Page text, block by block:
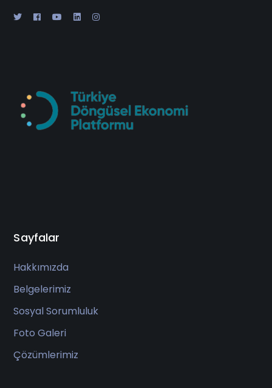
Sayfalar
Hakkımızda
Belgelerimiz
Sosyal Sorumluluk
Foto Galeri
Çözümlerimiz